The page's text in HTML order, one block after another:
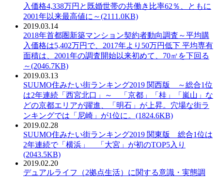
入価格4,338万円と既婚世帯の共働き比率62％、ともに
2001年以来最高値に～(2111.0KB)
2019.03.14
PDF：
2018年首都圏新築マンション契約者動向調査～平均購
入価格は5,402万円で、2017年より50万円低下 平均専有
面積は、2001年の調査開始以来初めて、70㎡を下回る
～(2046.7KB)
2019.03.13
PDF：
SUUMO住みたい街ランキング2019 関西版 ～総合1位
は2年連続「西宮北口」～ 「京都」「桂」「嵐山」な
どの京都エリアが躍進、「明石」が上昇。穴場な街ラ
ンキングでは「尼崎」が1位に。(1824.6KB)
2019.02.28
PDF：
SUUMO住みたい街ランキング2019 関東版 総合1位は
2年連続で「横浜」 「大宮」が初のTOP5入り
(2043.5KB)
2019.02.20
PDF：
デュアルライフ（2拠点生活）に関する意識・実態調